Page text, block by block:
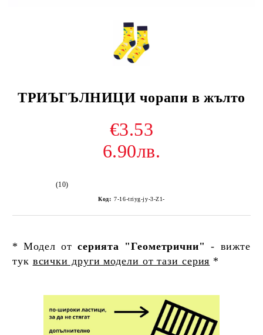
ТРИЪГЪЛНИЦИ чорапи в жълто
€3.53
6.90лв.
(10)
Код: 7-16-triyg-jy-3-Z1-
* Модел отсерията "Геометрични" - вижте
тук всички други модели от тази серия *